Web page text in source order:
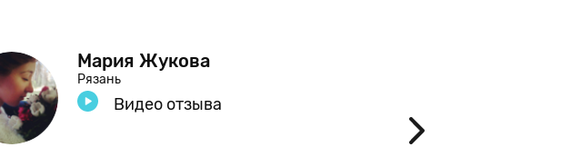
Мария Жукова
Рязань
Видео отзыва